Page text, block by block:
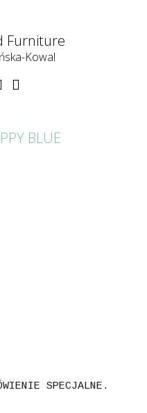
Furniture
Kowal
BLUE
SPECJALNE.